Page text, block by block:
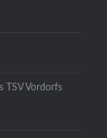
TSV Vordorfs